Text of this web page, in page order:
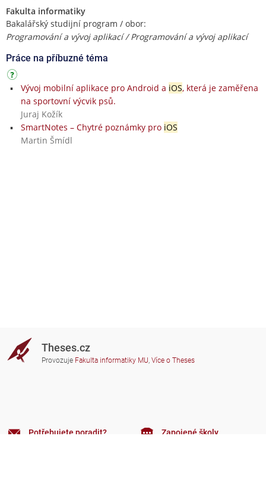
Fakulta informatiky
Bakalářský studijní program / obor:
Programování a vývoj aplikací / Programování a vývoj aplikací
Práce na příbuzné téma
Vývoj mobilní aplikace pro Android a iOS, která je zaměřena
na sportovní výcvik psů.
Juraj Kožík
SmartNotes – Chytré poznámky pro iOS
Martin Šmídl
Theses.cz
Provozuje Fakulta informatiky MU, Více o Theses
Potřebujete poradit? Zapojené školy